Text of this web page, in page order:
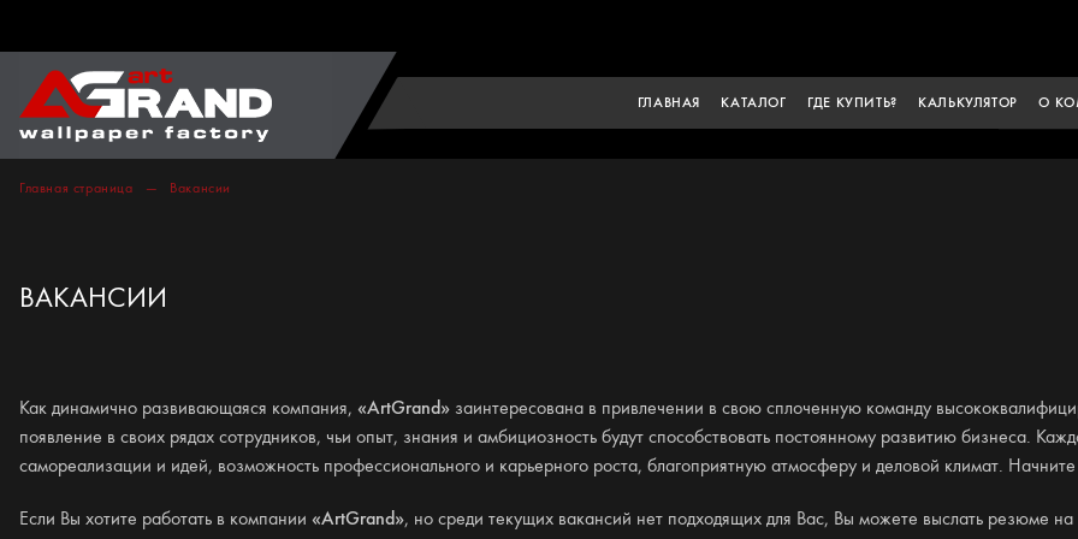
ГЛАВНАЯ КАТАЛОГ ГДЕ КУПИТЬ? КАЛЬКУЛЯТОР О
Главная страница Вакансии
ВАКАНСИИ
Как динамично развивающаяся компания, «ArtGrand» заинтересована в привлечении в свою сплоченную команду
появление в своих рядах сотрудников, чьи опыт, знания и амбициозность будут способствовать постоянному развитию бизнеса.
самореализации и идей, возможность профессионального и карьерного роста, благоприятную атмосферу и деловой климат.
Если Вы хотите работать в компании «ArtGrand», но среди текущих вакансий нет подходящих для Вас, Вы можете выслать резюме